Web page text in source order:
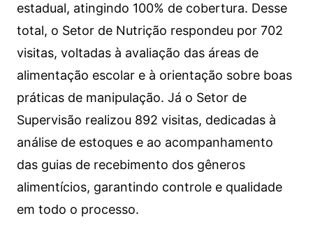
estadual, atingindo 100% de cobertura. Desse
total, o Setor de Nutrição respondeu por 702
visitas, voltadas à avaliação das áreas de
alimentação escolar e à orientação sobre boas
práticas de manipulação. Já o Setor de
Supervisão realizou 892 visitas, dedicadas à
análise de estoques e ao acompanhamento
das guias de recebimento dos gêneros
alimentícios, garantindo controle e qualidade
em todo o processo.